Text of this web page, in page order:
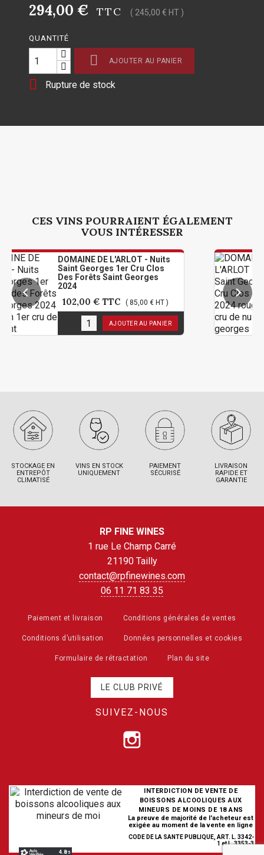
294,00 € TTC ( 245,00 € HT )
QUANTITÉ
 AJOUTER AU PANIER
 Rupture de stock
CES VINS POURRAIENT ÉGALEMENT
VOUS INTÉRESSER
DE L'ARLOT - Nuits
Georges 1er Cru Clos
Forêts Saint Georges
€ TTC ( 85,00 € HT )
stock AJOUTER AU PANIER
Saint
De
3en
STOCKAGE EN
ENTREPÔT
CLIMATISÉ
VINS EN STOCK
UNIQUEMENT
PAIEMENT
SÉCURISÉ
LIVRAISON
RAPIDE ET
GARANTIE
RP FINE WINES
1 rue Le Champ Carré
21190 Tailly
contact@rpfinewines.com
06 11 71 83 35
Paiement et livraison Conditions générales de ventes
Conditions d’utilisation Données personnelles et cookies
Formulaire de rétractation Plan du site
LE CLUB PRIVÉ
SUIVEZ-NOUS
INTERDICTION DE VENTE DE
BOISSONS ALCOOLIQUES AUX
MINEURS DE MOINS DE 18 ANS
La preuve de majorité de l'acheteur est
exigée au moment de la vente en ligne
CODE DE LA SANTE PUBLIQUE, ART. L. 3342-
1 et L. 3353-3